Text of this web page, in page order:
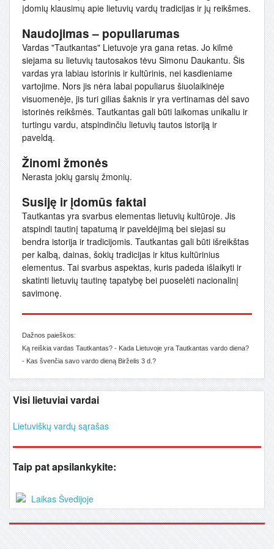
įdomių klausimų apie lietuvių vardų tradicijas ir jų reikšmes.
Naudojimas – populiarumas
Vardas "Tautkantas" Lietuvoje yra gana retas. Jo kilmė
siejama su lietuvių tautosakos tėvu Simonu Daukantu. Šis
vardas yra labiau istorinis ir kultūrinis, nei kasdieniame
vartojime. Nors jis nėra labai populiarus šiuolaikinėje
visuomenėje, jis turi gilias šaknis ir yra vertinamas dėl savo
istorinės reikšmės. Tautkantas gali būti laikomas unikaliu ir
turtingu vardu, atspindinčiu lietuvių tautos istoriją ir
paveldą.
Žinomi žmonės
Nerasta jokių garsių žmonių.
Susiję ir įdomūs faktai
Tautkantas yra svarbus elementas lietuvių kultūroje. Jis
atspindi tautinį tapatumą ir paveldėjimą bei siejasi su
bendra istorija ir tradicijomis. Tautkantas gali būti išreikštas
per kalbą, dainas, šokių tradicijas ir kitus kultūrinius
elementus. Tai svarbus aspektas, kuris padeda išlaikyti ir
skatinti lietuvių tautinę tapatybę bei puoselėti nacionalinį
savimonę.
Dažnos paieškos:
Ką reiškia vardas Tautkantas? - Kada Lietuvoje yra Tautkantas vardo diena?
- Kas švenčia savo vardo dieną Birželis 3 d.?
Visi lietuviai vardai
Lietuviškų vardų sąrašas
Taip pat apsilankykite:
Laikas Švedijoje